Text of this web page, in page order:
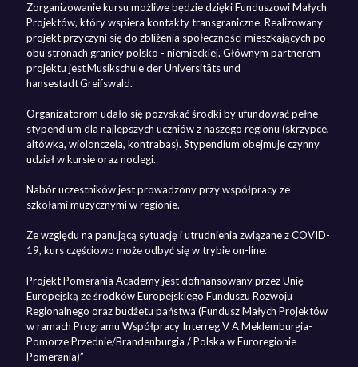
Zorganizowanie kursu możliwe będzie dzięki Funduszowi Małych
Projektów, który wspiera kontakty transgraniczne. Realizowany
projekt przyczyni się do zbliżenia społeczności mieszkających po
obu stronach granicy polsko - niemieckiej. Głównym partnerem
projektu jest Musikschule der Universitäts und
hansestadt Greifswald.
Organizatorom udało się pozyskać środki by ufundować pełne
stypendium dla najlepszych uczniów z naszego regionu (skrzypce,
altówka, wiolonczela, kontrabas). Stypendium obejmuje czynny
udział w kursie oraz noclegi.
Nabór uczestników jest prowadzony przy współpracy ze
szkołami muzycznymi w regionie.
Ze względu na panującą sytuację i utrudnienia związane z COVID-
19, kurs częściowo może odbyć się w trybie on-line.
Projekt Pomerania Academy jest dofinansowany przez Unię
Europejską ze środków Europejskiego Funduszu Rozwoju
Regionalnego oraz budżetu państwa (Fundusz Małych Projektów
w ramach Programu Współpracy Interreg V A Meklemburgia-
Pomorze Przednie/Brandenburgia / Polska w Euroregionie
Pomerania)”